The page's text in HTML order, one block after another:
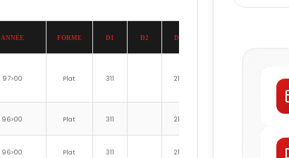
ANNÉE FORME D1 D2 D3
97>00 Plat 311 212
96>00 Plat 311 212
96>00 Plat 311 212